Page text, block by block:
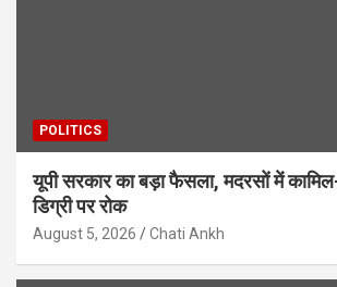
POLITICS
यूपी सरकार का बड़ा फैसला, मदरसों में
डिग्री पर रोक
August 5, 2026 Chati Ankh